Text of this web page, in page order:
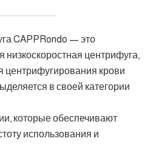
CAPPRondo — это
низкоскоростная центрифуга,
центрифугирования крови
в своей категории
которые обеспечивают
использования и